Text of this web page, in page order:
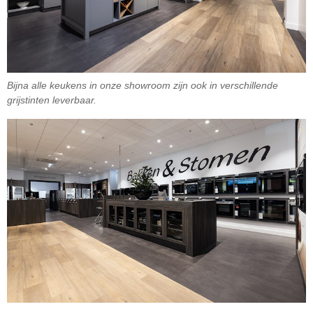
Bijna alle keukens in onze showroom zijn ook in verschillende
grijstinten leverbaar.